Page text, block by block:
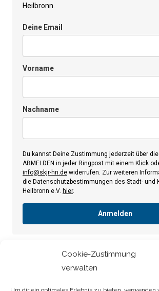
Cookie-Zustimmung
verwalten
Heilbronn.
Deine Email
Vorname
Nachname
Du kannst Deine Zustimmung jederzeit über die
ABMELDEN in jeder Ringpost mit einem Klick
info@skjr-hn.de widerrufen. Zur weiteren
die Datenschutzbestimmungen des Stadt- und
Heilbronn e.V. hier.
Anmelden